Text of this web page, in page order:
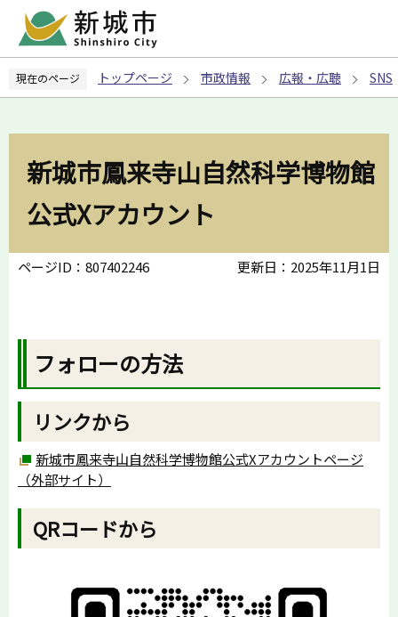
ペ
の
現在のページ トップページ 市政情報 広報・広聴 SNS
新城市鳳来寺山自然科学博物館
公式Xアカウント
ページID：807402246 更新日：2025年11月1日
フォローの方法
リンクから
新城市鳳来寺山自然科学博物館公式Xアカウントページ
（外部サイト）
QRコードから